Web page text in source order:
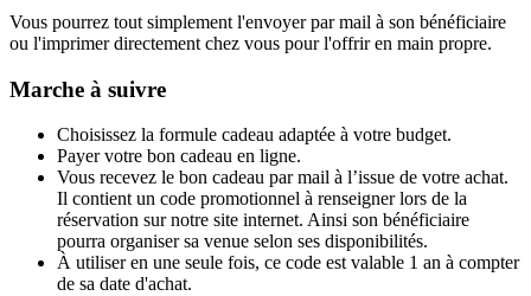
Vous pourrez tout simplement l'envoyer par mail à son bénéficiaire
ou l'imprimer directement chez vous pour l'offrir en main propre.
Marche à suivre
Choisissez la formule cadeau adaptée à votre budget.
Payer votre bon cadeau en ligne.
Vous recevez le bon cadeau par mail à l’issue de votre achat.
Il contient un code promotionnel à renseigner lors de la
réservation sur notre site internet. Ainsi son bénéficiaire
pourra organiser sa venue selon ses disponibilités.
À utiliser en une seule fois, ce code est valable 1 an à compter
de sa date d'achat.